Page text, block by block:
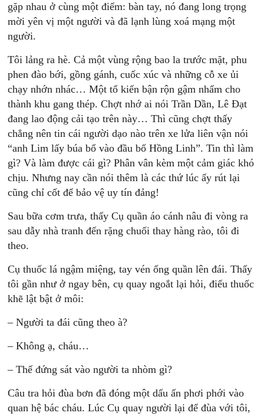
gặp nhau ở cùng một điểm: bàn tay, nó đang long trọng
mời yên vị một người và đã lạnh lùng xoá mạng một
người.
Tôi lảng ra hè. Cả một vùng rộng bao la trước mặt, phu
phen đào bới, gồng gánh, cuốc xúc và những cỗ xe ủi
chạy nhớn nhác… Một tổ kiến bận rộn gậm nhấm cho
thành khu gang thép. Chợt nhớ ai nói Trần Dần, Lê Đạt
đang lao động cải tạo trên này… Thì cũng chợt thấy
chẳng nên tin cái người dạo nào trên xe lửa liên vận nói
“anh Lim lấy búa bổ vào đầu bố Hồng Linh”. Tin thì làm
gì? Và làm được cái gì? Phân vân kèm một cảm giác khó
chịu. Nhưng nay cần nói thêm là các thứ lúc ấy rút lại
cũng chỉ cốt để bảo vệ uy tín đảng!
Sau bữa cơm trưa, thấy Cụ quần áo cánh nâu đi vòng ra
sau dẫy nhà tranh đến rặng chuối thay hàng rào, tôi đi
theo.
Cụ thuốc lá ngậm miệng, tay vén ống quần lên đái. Thấy
tôi gần như ở ngay bên, cụ quay ngoắt lại hỏi, điếu thuốc
khẽ lật bật ở môi:
– Người ta đái cũng theo à?
– Không ạ, cháu…
– Thế đứng sát vào người ta nhòm gì?
Câu tra hỏi đùa bơn đã đóng một dấu ấn phơi phới vào
quan hệ bác cháu. Lúc Cụ quay người lại để đùa với tôi,